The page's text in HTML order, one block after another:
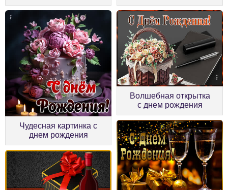
Чудесная картинка с
днем рождения
Волшебная открытка
с днем рождения